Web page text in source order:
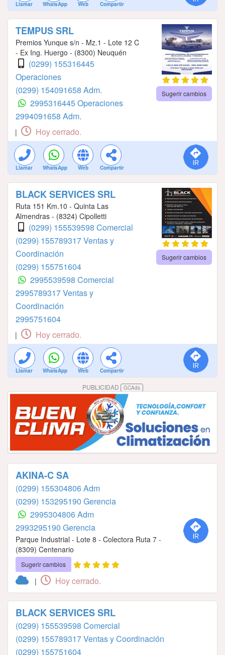
Llamar WhatsApp Web Compartir
TEMPUS SRL
Premios Yunque s/n - Mz.1 - Lote 12 C
- Ex Ing. Huergo - (8300) Neuquén
(0299) 155316445
Operaciones
(0299) 154091658 Adm.
2995316445 Operaciones
2994091658 Adm.
Sugerir cambios
| Hoy cerrado.
Llamar WhatsApp Web Compartir
BLACK SERVICES SRL
Ruta 151 Km.10 - Quinta Las
Almendras - (8324) Cipolletti
(0299) 155539598 Comercial
(0299) 155789317 Ventas y
Coordinación
(0299) 155751604
2995539598 Comercial
2995789317 Ventas y
Coordinación
2995751604
Sugerir cambios
| Hoy cerrado.
Llamar WhatsApp Web Compartir
PUBLICIDAD GCAds
AKINA-C SA
(0299) 155304806 Adm
(0299) 153295190 Gerencia
2995304806 Adm
2993295190 Gerencia
Parque Industrial - Lote 8 - Colectora Ruta 7 -
(8309) Centenario
Sugerir cambios
| Hoy cerrado.
BLACK SERVICES SRL
(0299) 155539598 Comercial
(0299) 155789317 Ventas y Coordinación
(0299) 155751604